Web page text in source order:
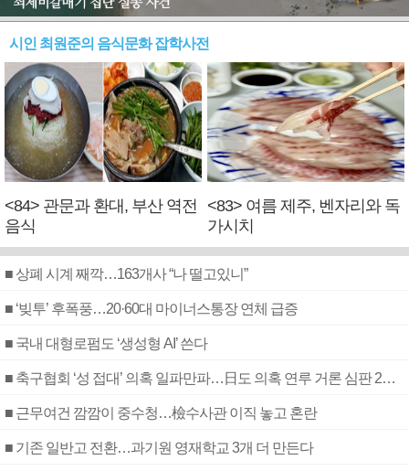
시인 최원준의 음식문화 잡학사전
<84> 관문과 환대, 부산 역전
음식
<83> 여름 제주, 벤자리와 독
가시치
■ 상폐 시계 째깍…163개사 “나 떨고있니”
■ ‘빚투’ 후폭풍…20·60대 마이너스통장 연체 급증
■ 국내 대형로펌도 ‘생성형 AI’ 쓴다
■ 축구협회 ‘성 접대’ 의혹 일파만파…日도 의혹 연루 거론 심판 2명 조사
■ 근무여건 깜깜이 중수청…檢수사관 이직 놓고 혼란
■ 기존 일반고 전환…과기원 영재학교 3개 더 만든다